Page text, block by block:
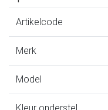
Artikelcode
Merk
Model
Kleur onderstel